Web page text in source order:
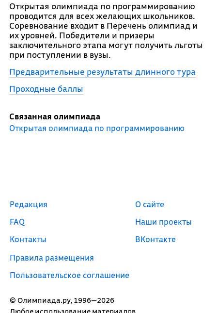
Открытая олимпиада по программированию
проводится для всех желающих школьников.
Соревнование входит в Перечень олимпиад и
их уровней. Победители и призеры
заключительного этапа могут получить льготы
при поступлении в вузы.
Предварительные результаты длинного тура
Проходные баллы
Связанная олимпиада
Открытая олимпиада по программированию
© Олимпиада.ру, 1996—2026
Любое использование материалов
Редакция
FAQ
Контакты
Правила размещения
Пользовательское соглашение
О сайте
Наши проекты
ВКонтакте